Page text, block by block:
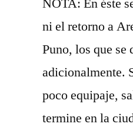
NOTA: En éste
ni el retorno a
Puno, los que se
adicionalmente.
poco equipaje,
termine en la